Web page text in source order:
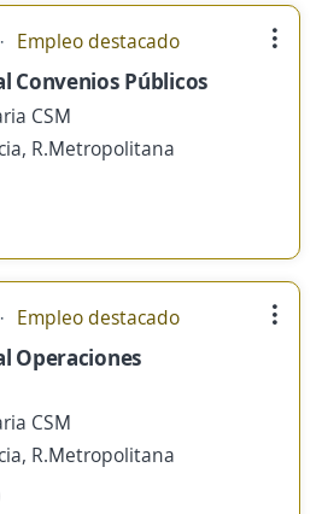
Empleo destacado
Convenios Públicos
CSM
R.Metropolitana
Empleo destacado
Operaciones
CSM
R.Metropolitana